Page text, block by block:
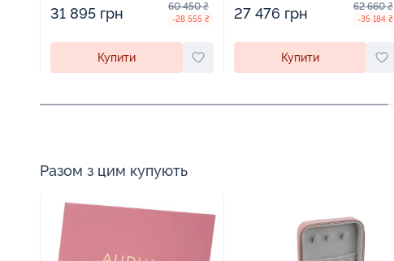
31 895 грн 60 450 ₴
-28 555 ₴
Купити
27 476 грн 62 660 ₴
-35 184 ₴
Купити
Разом з цим купують